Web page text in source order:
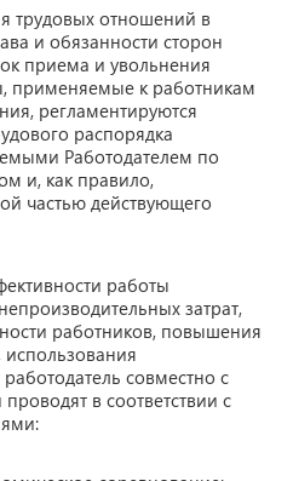
трудовых отношений в
и обязанности сторон
приема и увольнения
применяемые к работникам
регламентируются
распорядка
Работодателем по
и, как правило,
частью действующего
работы
затрат,
работников, повышения
использования
совместно с
в соответствии с